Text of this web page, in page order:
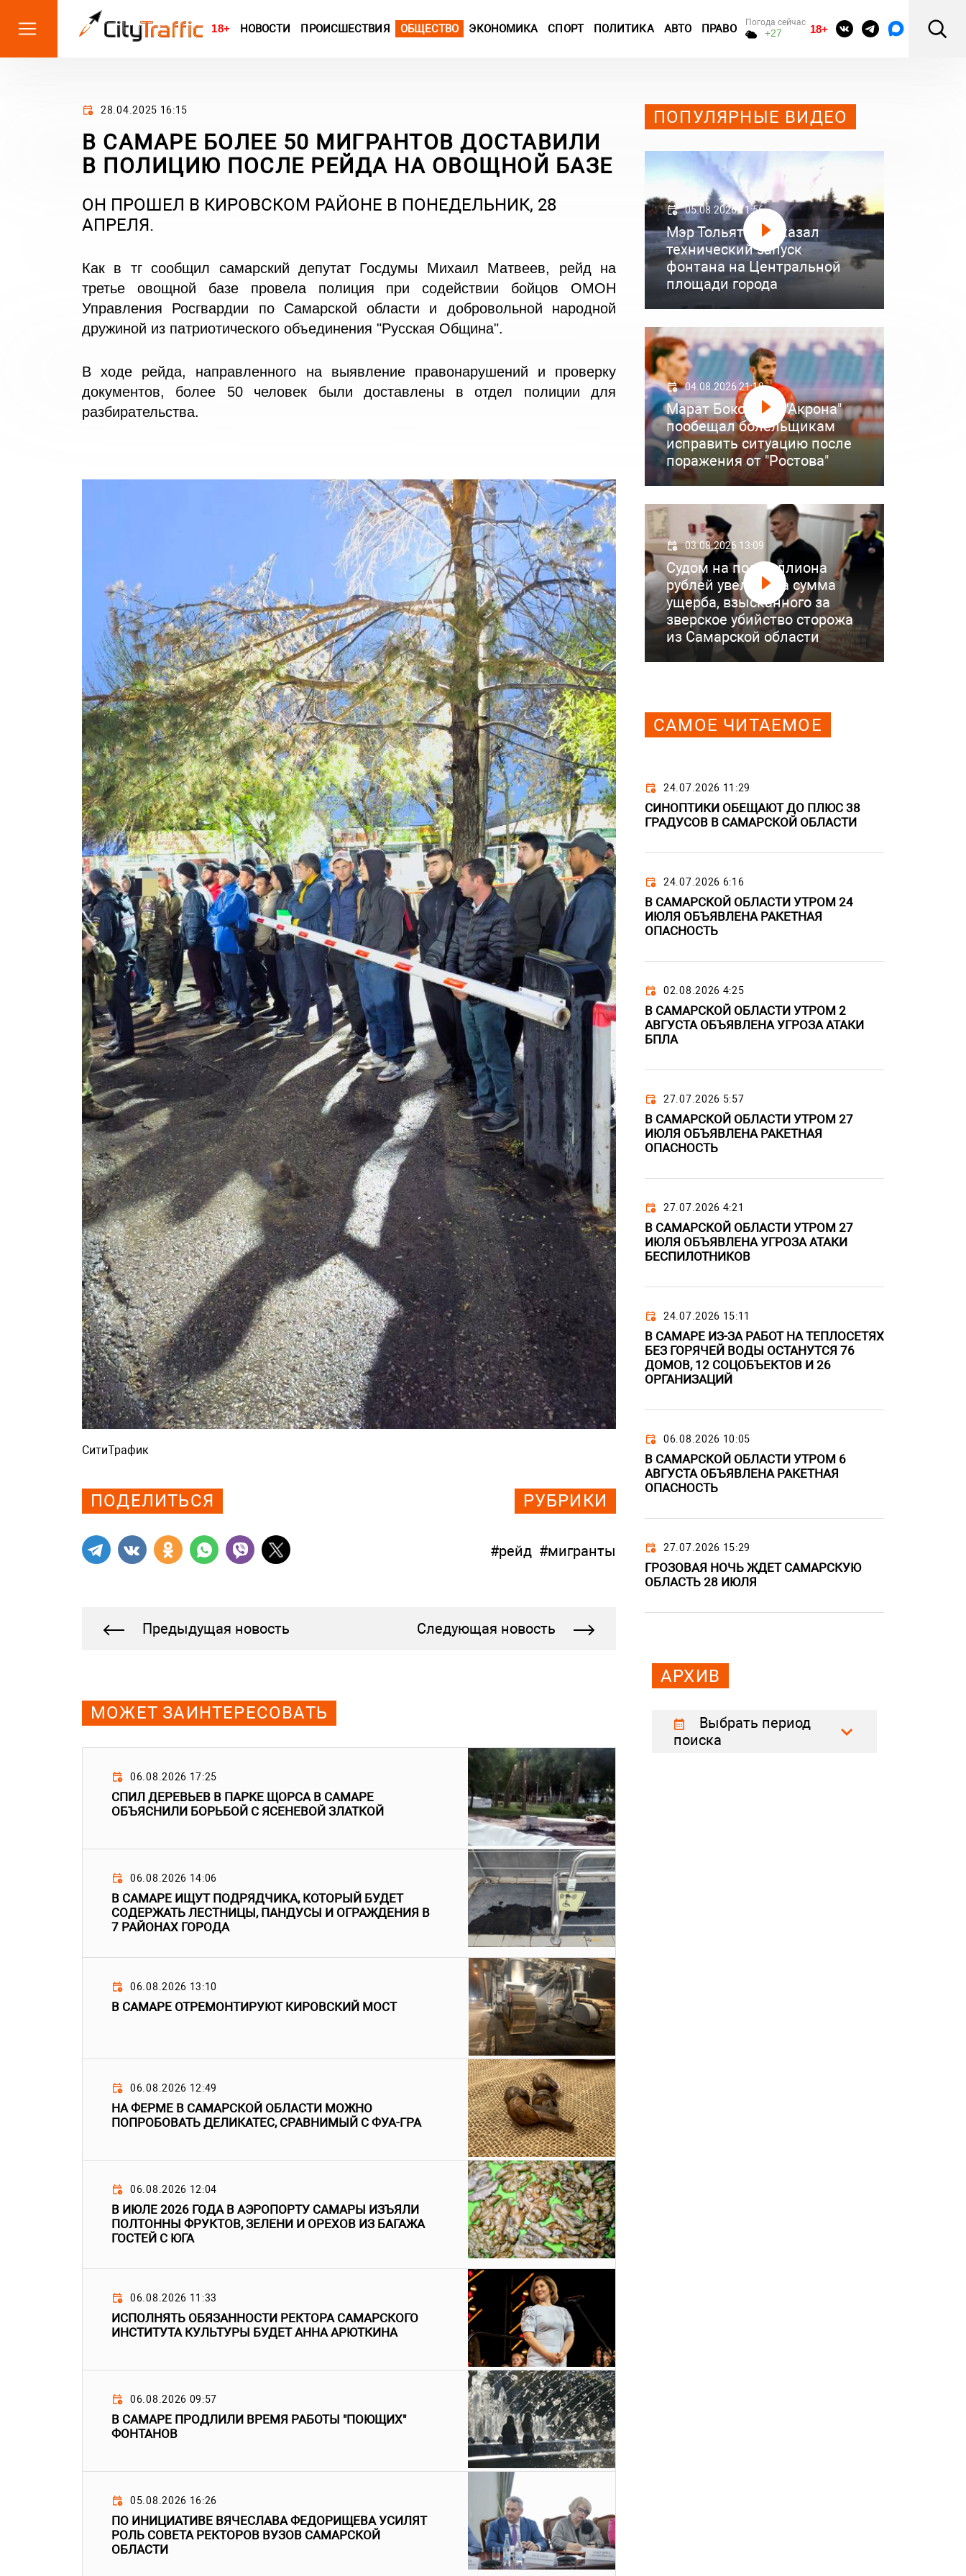
18+ НОВОСТИ ПРОИСШЕСТВИЯ ОБЩЕСТВО ЭКОНОМИКА СПОРТ ПОЛИТИКА АВТО ПРАВО Погода сейчас
+27 18+
28.04.2025 16:15
В САМАРЕ БОЛЕЕ 50 МИГРАНТОВ ДОСТАВИЛИ
В ПОЛИЦИЮ ПОСЛЕ РЕЙДА НА ОВОЩНОЙ БАЗЕ
ОН ПРОШЕЛ В КИРОВСКОМ РАЙОНЕ В ПОНЕДЕЛЬНИК, 28
АПРЕЛЯ.
Как в тгсообщил самарский депутат Госдумы Михаил Матвеев, рейд на
третье овощной базе провела полиция при содействии бойцов ОМОН
Управления Росгвардии по Самарской области и добровольной народной
дружиной из патриотического объединения "Русская Община".
В ходе рейда, направленного на выявление правонарушений и проверку
документов, более 50 человек были доставлены в отдел полиции для
разбирательства.
СитиТрафик
ПОДЕЛИТЬСЯ РУБРИКИ
#рейд #мигранты
Предыдущая новость Следующая новость
МОЖЕТ ЗАИНТЕРЕСОВАТЬ
06.08.2026 17:25
СПИЛ ДЕРЕВЬЕВ В ПАРКЕ ЩОРСА В САМАРЕ
ОБЪЯСНИЛИ БОРЬБОЙ С ЯСЕНЕВОЙ ЗЛАТКОЙ
06.08.2026 14:06
В САМАРЕ ИЩУТ ПОДРЯДЧИКА, КОТОРЫЙ БУДЕТ
СОДЕРЖАТЬ ЛЕСТНИЦЫ, ПАНДУСЫ И ОГРАЖДЕНИЯ В
7 РАЙОНАХ ГОРОДА
06.08.2026 13:10
В САМАРЕ ОТРЕМОНТИРУЮТ КИРОВСКИЙ МОСТ
06.08.2026 12:49
НА ФЕРМЕ В САМАРСКОЙ ОБЛАСТИ МОЖНО
ПОПРОБОВАТЬ ДЕЛИКАТЕС, СРАВНИМЫЙ С ФУА-ГРА
06.08.2026 12:04
В ИЮЛЕ 2026 ГОДА В АЭРОПОРТУ САМАРЫ ИЗЪЯЛИ
ПОЛТОННЫ ФРУКТОВ, ЗЕЛЕНИ И ОРЕХОВ ИЗ БАГАЖА
ГОСТЕЙ С ЮГА
06.08.2026 11:33
ИСПОЛНЯТЬ ОБЯЗАННОСТИ РЕКТОРА САМАРСКОГО
ИНСТИТУТА КУЛЬТУРЫ БУДЕТ АННА АРЮТКИНА
06.08.2026 09:57
В САМАРЕ ПРОДЛИЛИ ВРЕМЯ РАБОТЫ "ПОЮЩИХ"
ФОНТАНОВ
05.08.2026 16:26
ПО ИНИЦИАТИВЕ ВЯЧЕСЛАВА ФЕДОРИЩЕВА УСИЛЯТ
РОЛЬ СОВЕТА РЕКТОРОВ ВУЗОВ САМАРСКОЙ
ОБЛАСТИ
ПОПУЛЯРНЫЕ ВИДЕО
05.08.2026 11:56
Мэр Тольятти показал
технический запуск
фонтана на Центральной
площади города
04.08.2026 21:18
Марат Бокоев из "Акрона"
пообещал болельщикам
исправить ситуацию после
поражения от "Ростова"
03.08.2026 13:09
Судом на полмиллиона
рублей увеличена сумма
ущерба, взысканного за
зверское убийство сторожа
из Самарской области
САМОЕ ЧИТАЕМОЕ
24.07.2026 11:29
СИНОПТИКИ ОБЕЩАЮТ ДО ПЛЮС 38
ГРАДУСОВ В САМАРСКОЙ ОБЛАСТИ
24.07.2026 6:16
В САМАРСКОЙ ОБЛАСТИ УТРОМ 24
ИЮЛЯ ОБЪЯВЛЕНА РАКЕТНАЯ
ОПАСНОСТЬ
02.08.2026 4:25
В САМАРСКОЙ ОБЛАСТИ УТРОМ 2
АВГУСТА ОБЪЯВЛЕНА УГРОЗА АТАКИ
БПЛА
27.07.2026 5:57
В САМАРСКОЙ ОБЛАСТИ УТРОМ 27
ИЮЛЯ ОБЪЯВЛЕНА РАКЕТНАЯ
ОПАСНОСТЬ
27.07.2026 4:21
В САМАРСКОЙ ОБЛАСТИ УТРОМ 27
ИЮЛЯ ОБЪЯВЛЕНА УГРОЗА АТАКИ
БЕСПИЛОТНИКОВ
24.07.2026 15:11
В САМАРЕ ИЗ-ЗА РАБОТ НА ТЕПЛОСЕТЯХ
БЕЗ ГОРЯЧЕЙ ВОДЫ ОСТАНУТСЯ 76
ДОМОВ, 12 СОЦОБЪЕКТОВ И 26
ОРГАНИЗАЦИЙ
06.08.2026 10:05
В САМАРСКОЙ ОБЛАСТИ УТРОМ 6
АВГУСТА ОБЪЯВЛЕНА РАКЕТНАЯ
ОПАСНОСТЬ
27.07.2026 15:29
ГРОЗОВАЯ НОЧЬ ЖДЕТ САМАРСКУЮ
ОБЛАСТЬ 28 ИЮЛЯ
АРХИВ
Выбрать период
поиска